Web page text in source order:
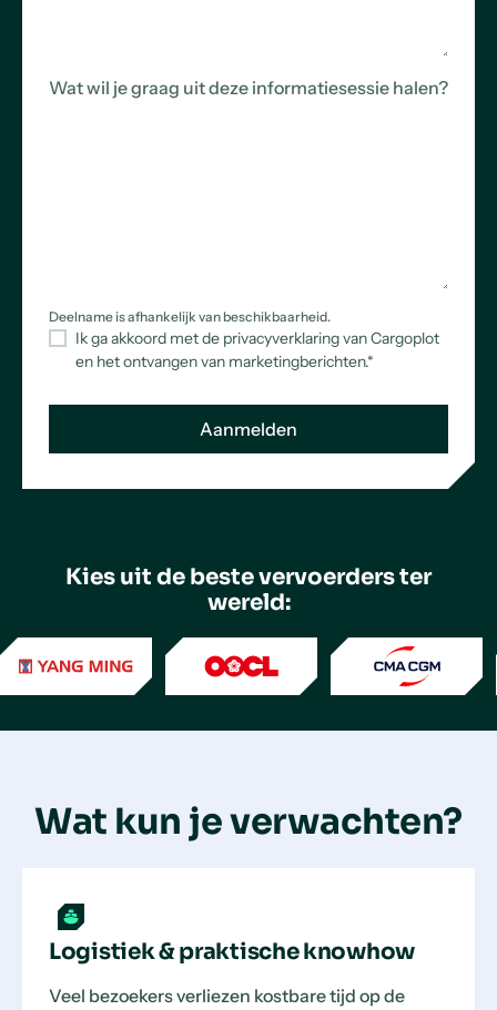
Wat wil je graag uit deze informatiesessie halen?
Deelname is afhankelijk van beschikbaarheid.
Ik ga akkoord met de privacyverklaring van Cargoplot
en het ontvangen van marketingberichten.*
Kies uit de beste vervoerders ter
wereld:
Wat kun je verwachten?
Logistiek & praktische knowhow
Veel bezoekers verliezen kostbare tijd op de